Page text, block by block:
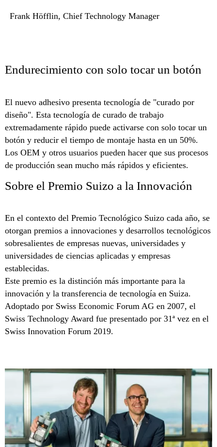
Frank Höfflin, Chief Technology Manager
Endurecimiento con solo tocar un botón
El nuevo adhesivo presenta tecnología de "curado por
diseño". Esta tecnología de curado de trabajo
extremadamente rápido puede activarse con solo tocar un
botón y reducir el tiempo de montaje hasta en un 50%.
Los OEM y otros usuarios pueden hacer que sus procesos
de producción sean mucho más rápidos y eficientes.
Sobre el Premio Suizo a la Innovación
En el contexto del Premio Tecnológico Suizo cada año, se
otorgan premios a innovaciones y desarrollos tecnológicos
sobresalientes de empresas nuevas, universidades y
universidades de ciencias aplicadas y empresas
establecidas.
Este premio es la distinción más importante para la
innovación y la transferencia de tecnología en Suiza.
Adoptado por Swiss Economic Forum AG en 2007, el
Swiss Technology Award fue presentado por 31ª vez en el
Swiss Innovation Forum 2019.